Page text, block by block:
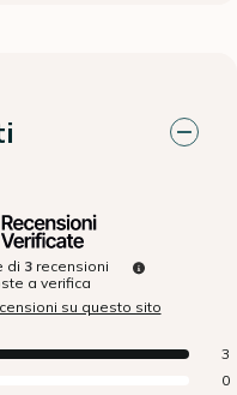
di 3 recensioni
a verifica
su questo sito
3
0